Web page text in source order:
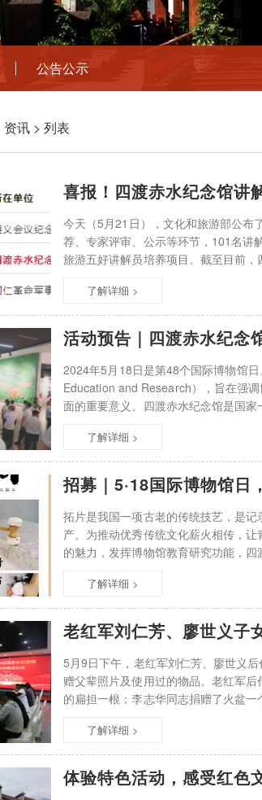
公告公示
资讯 > 列表
喜报！四渡赤水纪念馆讲
今天（5月21日），文化和旅游部公布
荐、专家评审、公示等环节，101名讲
旅游五好讲解员培养项目。截至目前
了解详细 >
活动预告｜四渡赤水纪念
2024年5月18日是第48个国际博物馆
Education and Research），旨在强
面的重要意义。四渡赤水纪念馆是国
了解详细 >
招募｜5·18国际博物馆日
拓片是我国一项古老的传统技艺，是
产。为推动优秀传统文化薪火相传，
的魅力，发挥博物馆教育研究功能，
了解详细 >
老红军刘仁芳、廖世义子
5月9日下午，老红军刘仁芳、廖世义
赠父辈照片及使用过的物品。老红军
的扁担一根；李志华同志捐赠了火盆
了解详细 >
体验特色活动，感受红色